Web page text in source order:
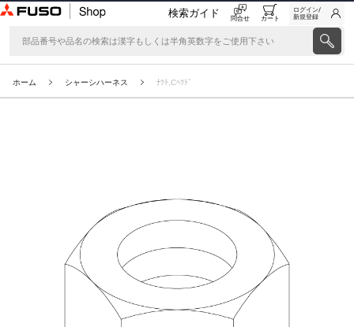
検索ガイド 問合せ カート
ログイン/
新規登録
ホーム シャーシハーネス ﾅﾂﾄ,Cﾍﾂﾄﾞ